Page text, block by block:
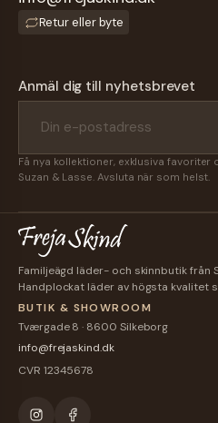
Retur eller byte
Anmäl dig till nyhetsbrevet
Få nya kollektioner, exklusiva
Suzan & Lasse. Avsluta när som helst.
Familjeägd läder- och skinnbutik från
Handplockat läder av högsta kvalitet
BUTIK & SHOWROOM
Tværgade 8 · 8600 Silkeborg
info@frejaskind.dk
CVR 12345678